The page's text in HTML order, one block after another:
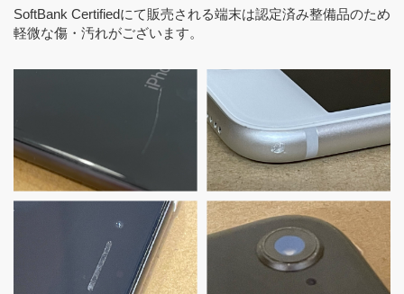
SoftBank Certifiedにて販売される端末は認定済み整備品のため
軽微な傷・汚れがございます。